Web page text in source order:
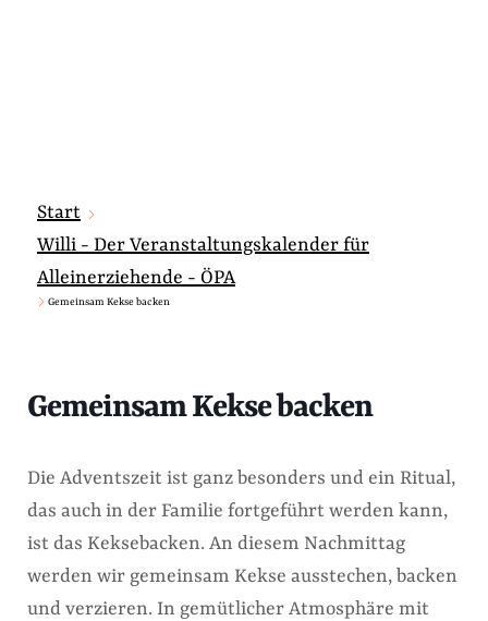
Start
Willi - Der Veranstaltungskalender für
Alleinerziehende - ÖPA
Gemeinsam Kekse backen
Gemeinsam Kekse backen
Die Adventszeit ist ganz besonders und ein Ritual,
das auch in der Familie fortgeführt werden kann,
ist das Keksebacken. An diesem Nachmittag
werden wir gemeinsam Kekse ausstechen, backen
und verzieren. In gemütlicher Atmosphäre mit